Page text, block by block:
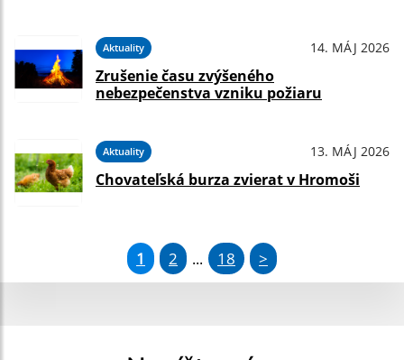
Aktuality 14. MÁJ 2026
Zrušenie času zvýšeného
nebezpečenstva vzniku požiaru
Aktuality 13. MÁJ 2026
Chovateľská burza zvierat v Hromoši
1 2 ... 18 >